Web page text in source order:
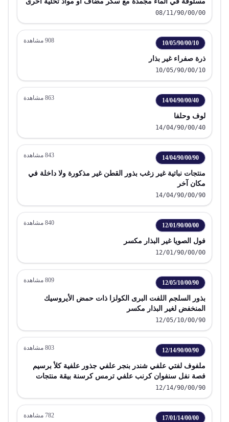
08/11/90/00/00
10/05/90/00/10
908 مشاهدة
ذرة صفراء غير بذار
10/05/90/00/10
14/04/90/00/40
863 مشاهدة
لوف وحلفا
14/04/90/00/40
14/04/90/00/90
843 مشاهدة
منتجات نباتية غير زغب بذور القطن غير مذكورة ولا داخلة في
مكان آخر
14/04/90/00/90
12/01/90/00/00
840 مشاهدة
فول الصويا غير البذار مكسر
12/01/90/00/00
12/05/10/00/90
809 مشاهدة
بذور السلجم اللفت البرى الكولزا ذات حمض الأيروسيك
المنخفض لغير البذار مكسر
12/05/10/00/90
12/14/90/00/90
803 مشاهدة
ملفوف لفتي علفي شندر بنجر علفي جذور علفية كلأ برسيم
فصة نفل سنفوان كرنب علفي ترمس كرسنة بيقة منتجات
علفية كريات مكتلة
12/14/90/00/90
17/01/14/00/00
782 مشاهدة